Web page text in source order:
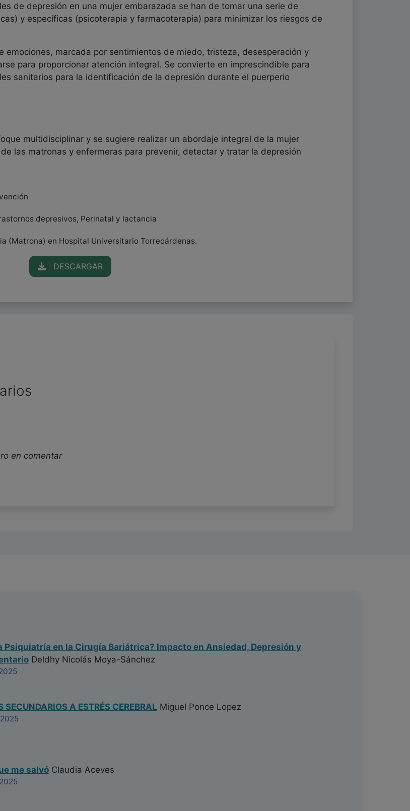
de depresión en una mujer embarazada se han de tomar una serie de
y específicas (psicoterapia y farmacoterapia) para minimizar los riesgos de
emociones, marcada por sentimientos de miedo, tristeza, desesperación y
para proporcionar atención integral. Se convierte en imprescindible para
sanitarios para la identificación de la depresión durante el puerperio
multidisciplinar y se sugiere realizar un abordaje integral de la mujer
las matronas y enfermeras para prevenir, detectar y tratar la depresión
depresivos, Perinatal y lactancia
(Matrona) en Hospital Universitario Torrecárdenas.
DESCARGAR
en comentar
Psiquiatría en la Cirugía Bariátrica? Impacto en Ansiedad, Depresión y
Deldhy Nicolás Moya-Sánchez
SECUNDARIOS A ESTRÉS CEREBRAL Miguel Ponce Lopez
me salvóClaudia Aceves